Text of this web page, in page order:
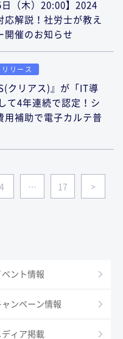
日（木）20:00】2024
解説！社労士が教え
開催のお知らせ
リース
クリアス)』が「IT導
て4年連続で認定！シ
用補助で電子カルテ普
4 … 17 >
ベント情報
ャンペーン情報
ディア掲載